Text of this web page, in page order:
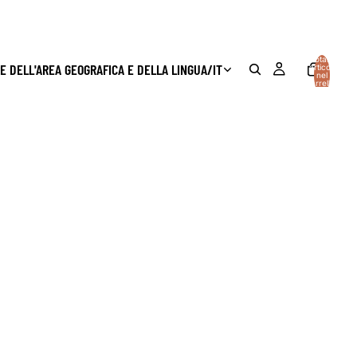
DELL'AREA GEOGRAFICA E DELLA LINGUA/IT
Totale
articoli
nel
carrello: